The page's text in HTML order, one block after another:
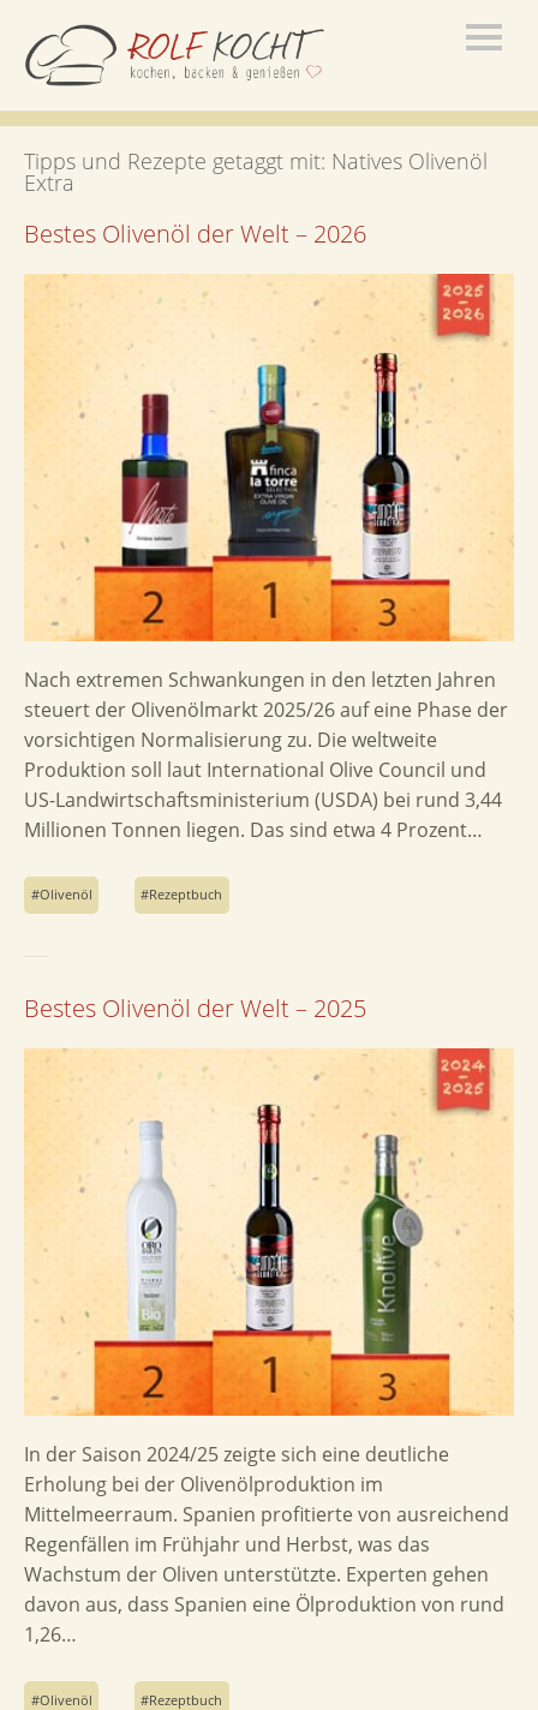
Tipps und Rezepte getaggt mit: Natives Olivenöl
Extra
Bestes Olivenöl der Welt – 2026
Nach extremen Schwankungen in den letzten Jahren
steuert der Olivenölmarkt 2025/26 auf eine Phase der
vorsichtigen Normalisierung zu. Die weltweite
Produktion soll laut International Olive Council und
US-Landwirtschaftsministerium (USDA) bei rund 3,44
Millionen Tonnen liegen. Das sind etwa 4 Prozent…
Olivenöl Rezeptbuch
Bestes Olivenöl der Welt – 2025
In der Saison 2024/25 zeigte sich eine deutliche
Erholung bei der Olivenölproduktion im
Mittelmeerraum. Spanien profitierte von ausreichend
Regenfällen im Frühjahr und Herbst, was das
Wachstum der Oliven unterstützte. Experten gehen
davon aus, dass Spanien eine Ölproduktion von rund
1,26…
Olivenöl Rezeptbuch